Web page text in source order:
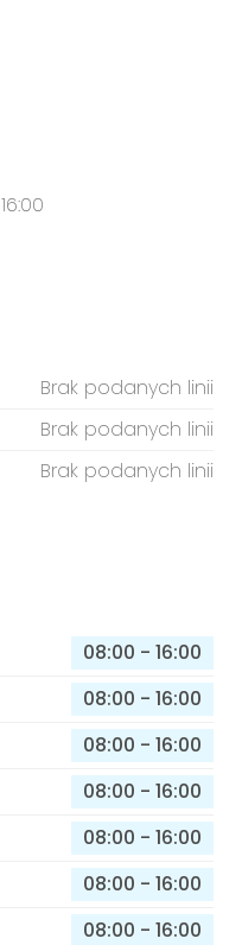
Brak podanych linii
Brak podanych linii
Brak podanych linii
08:00 - 16:00
08:00 - 16:00
08:00 - 16:00
08:00 - 16:00
08:00 - 16:00
08:00 - 16:00
08:00 - 16:00